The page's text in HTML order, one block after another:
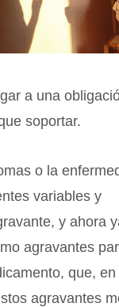
a una
soportar.
o la
variables y
y ahora
agravantes
que,
agravantes